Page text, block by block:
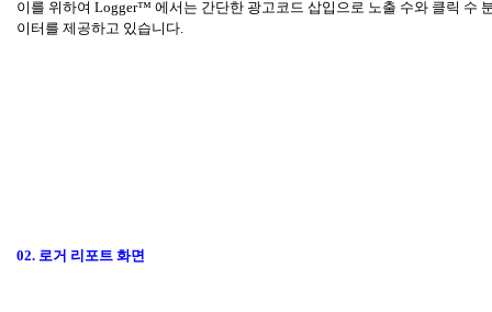
이를 위하여 Logger™ 에서는 간단한 광고코드 삽입으로 노출 수와 클릭 수
이터를 제공하고 있습니다
02. 로거 리포트 화면